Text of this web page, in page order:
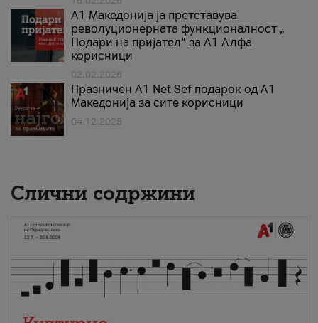
А1 Македонија ја претставува
револуционерната функционалност „
Подари на пријател“ за А1 Алфа
корисници
02.02.2026
Празничен A1 Net Sеf подарок од А1
Македонија за сите корисници
04.12.2025
Слични содржини